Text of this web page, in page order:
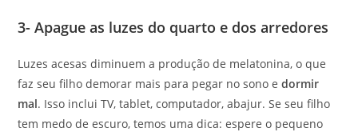
3- Apague as luzes do quarto e dos arredores
Luzes acesas diminuem a produção de melatonina, o que
faz seu filho demorar mais para pegar no sono edormir
mal. Isso inclui TV, tablet, computador, abajur. Se seu filho
tem medo de escuro, temos uma dica: espere o pequeno